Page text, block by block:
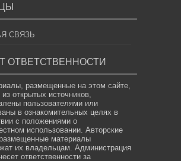
СВЯЗЬ
ОТВЕТСТВЕННОСТИ
размещенные на этом сайте,
открытых источников,
пользователями или
в ознакомительных целях в
с положениями о
использовании. Авторские
материалы
их владельцам. Администрация
ответственности за